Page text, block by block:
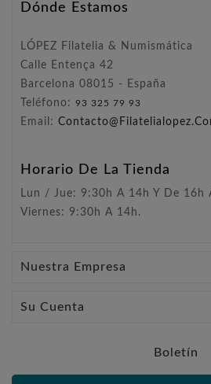
Dónde Estamos
LÓPEZ Filatelia & Numismática
Calle Entença 42
Barcelona 08015 - España
Teléfono: 93 325 79 93
Email:
Horario De La Tienda
Lun / Jue: 9:30h A 14h Y De 16h
Viernes: 9:30h A 14h.
Nuestra Empresa
Su Cuenta
Boletín